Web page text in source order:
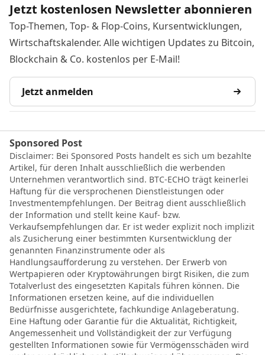
Jetzt kostenlosen Newsletter abonnieren
Top-Themen, Top- & Flop-Coins, Kursentwicklungen,
Wirtschaftskalender. Alle wichtigen Updates zu Bitcoin,
Blockchain & Co. kostenlos per E-Mail!
Jetzt anmelden
Sponsored Post
Disclaimer: Bei Sponsored Posts handelt es sich um bezahlte
Artikel, für deren Inhalt ausschließlich die werbenden
Unternehmen verantwortlich sind. BTC-ECHO trägt keinerlei
Haftung für die versprochenen Dienstleistungen oder
Investmentempfehlungen. Der Beitrag dient ausschließlich
der Information und stellt keine Kauf- bzw.
Verkaufsempfehlungen dar. Er ist weder explizit noch implizit
als Zusicherung einer bestimmten Kursentwicklung der
genannten Finanzinstrumente oder als
Handlungsaufforderung zu verstehen. Der Erwerb von
Wertpapieren oder Kryptowährungen birgt Risiken, die zum
Totalverlust des eingesetzten Kapitals führen können. Die
Informationen ersetzen keine, auf die individuellen
Bedürfnisse ausgerichtete, fachkundige Anlageberatung.
Eine Haftung oder Garantie für die Aktualität, Richtigkeit,
Angemessenheit und Vollständigkeit der zur Verfügung
gestellten Informationen sowie für Vermögensschäden wird